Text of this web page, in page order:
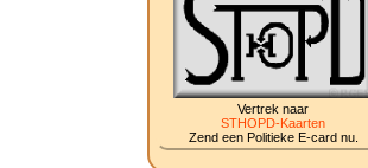
Vertrek naar
STHOPD-Kaarten
Zend een Politieke E-card nu.